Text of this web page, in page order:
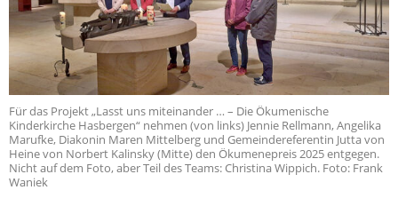
Für das Projekt „Lasst uns miteinander … – Die Ökumenische
Kinderkirche Hasbergen“ nehmen (von links) Jennie Rellmann, Angelika
Marufke, Diakonin Maren Mittelberg und Gemeindereferentin Jutta von
Heine von Norbert Kalinsky (Mitte) den Ökumenepreis 2025 entgegen.
Nicht auf dem Foto, aber Teil des Teams: Christina Wippich. Foto: Frank
Waniek